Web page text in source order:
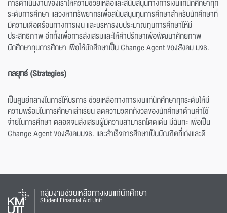
การดำเนินงานของเราให้ความช่วยเหลือและสนับสนุนทางการเงินแก่นักศึกษาทุก
ระดับการศึกษา แสวงหาทรัพยากรเพื่อสนับสนุนทุนการศึกษาสำหรับนักศึกษาที่
มีความเดือดร้อนทางการเงิน และบริหารงบประมาณทุนการศึกษาให้มี
ประสิทธิภาพ อีกทัั้งเพื่อการส่งเสริมและให้คำปรึกษาเพื่อพัฒนาศักยภาพ
นักศึกษาทุนการศึกษา เพื่อให้นักศึกษาเป็น Change Agent ของสังคม มจธ.
กลยุทธ์ (Strategies)
เป็นศูนย์กลางในการให้บริการ ช่วยเหลือทางการเงินแก่นักศึกษาทุกระดับให้มี
ความพร้อมในการศึกษาเล่าเรียน ลดความวิตกกังวลของนักศึกษาด้านค่าใช้
จ่ายในการศึกษา ตลอดจนส่งเสริมผู้มีความสามารถโดดเด่น มีฉันทะ เพื่อเป็น
Change Agent ของสังคมมจธ. และสำเร็จการศึกษาเป็นบัณฑิตที่เก่งและดี
กลุ่มงานช่วยเหลือทางเงินแก่นักศึกษา
Student Financial Aid Unit